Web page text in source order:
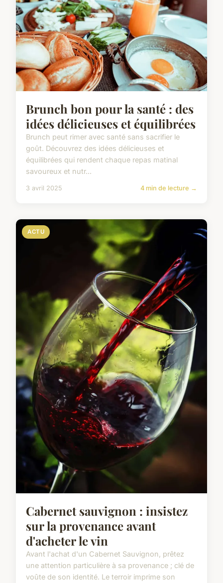
Brunch bon pour la santé : des
idées délicieuses et équilibrées
Brunch peut rimer avec santé sans sacrifier le
goût. Découvrez des idées délicieuses et
équilibrées qui rendent chaque repas matinal
savoureux et nutr...
3 avril 2025 4 min de lecture →
ACTU
Cabernet sauvignon : insistez
sur la provenance avant
d'acheter le vin
Avant l'achat d'un Cabernet Sauvignon, prêtez
une attention particulière à sa provenance ; clé de
voûte de son identité. Le terroir imprime son